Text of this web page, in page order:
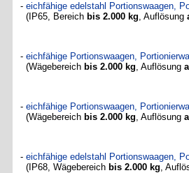
- eichfähige edelstahl Portionswaagen,
(IP65, Bereich bis 2.000 kg, Auflösung
- eichfähige Portionswaagen,
(Wägebereich bis 2.000 kg, Auflösung
- eichfähige Portionswaagen,
(Wägebereich bis 2.000 kg, Auflösung
- eichfähige edelstahl Portionswaagen,
(IP68, Wägebereich bis 2.000 kg,